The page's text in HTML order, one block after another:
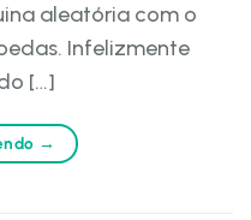
aleatória com o
Infelizmente
[…]
→